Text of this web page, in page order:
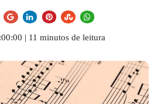
| 11 minutos de leitura